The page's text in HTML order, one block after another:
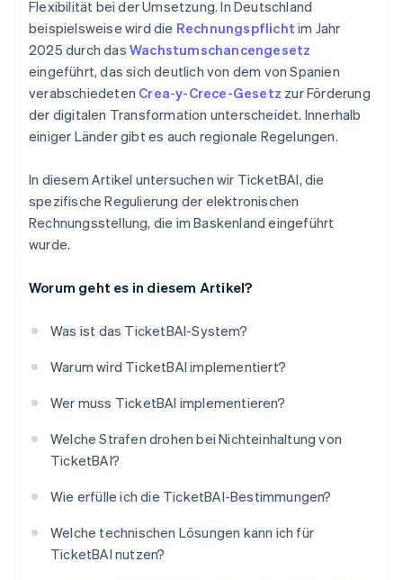
Flexibilität bei der Umsetzung. In Deutschland
beispielsweise wird die Rechnungspflicht im Jahr
2025 durch das Wachstumschancengesetz
eingeführt, das sich deutlich von dem von Spanien
verabschiedeten Crea-y-Crece-Gesetz zur Förderung
der digitalen Transformation unterscheidet. Innerhalb
einiger Länder gibt es auch regionale Regelungen.
In diesem Artikel untersuchen wir TicketBAI, die
spezifische Regulierung der elektronischen
Rechnungsstellung, die im Baskenland eingeführt
wurde.
Worum geht es in diesem Artikel?
Was ist das TicketBAI-System?
Warum wird TicketBAI implementiert?
Wer muss TicketBAI implementieren?
Welche Strafen drohen bei Nichteinhaltung von
TicketBAI?
Wie erfülle ich die TicketBAI-Bestimmungen?
Welche technischen Lösungen kann ich für
TicketBAI nutzen?